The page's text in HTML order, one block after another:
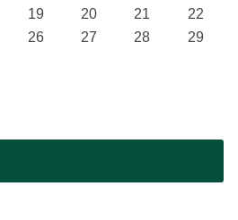
19 20 21
22
26 27 28
29